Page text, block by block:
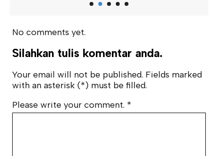
No comments yet.
Silahkan tulis komentar anda.
Your email will not be published. Fields marked
with an asterisk (*) must be filled.
Please write your comment. *